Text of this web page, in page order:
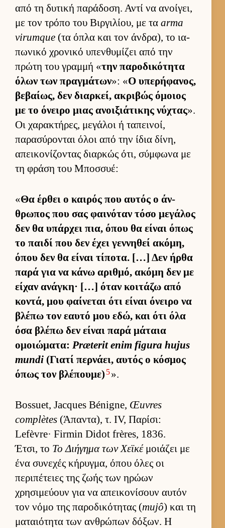
από τη δυτική παράδοση. Αντί να ανοί­γει,
με τον τρόπο του Βιρ­γιλίου, με τα arma
virumque (τα όπλα και τον άν­δρα), το ια­
πωνικό χρονικό υπεν­θυμίζει από την
πρώτη του γραμμή «την παροδικότητα
όλων των πραγ­μάτων»: «Ο υπερήφανος,
βεβαί­ως, δεν διαρ­κεί, ακριβώς όμοιος
με το όνειρο μιας ανοι­ξιάτικης νύχτας».
Οι χαρακτήρες, μεγάλοι ή ταπει­νοί,
παρασύρονται όλοι από την ίδια δίνη,
απει­κονίζοντας διαρ­κώς ότι, σύμ­φωνα με
τη φράση του Μποσ­συέ:
«Θα έρ­θει ο και­ρός που αυ­τός ο άν­
θρωπος που σας φαι­νόταν τόσο μεγάλος
δεν θα υπάρ­χει πια, όπου θα εί­ναι όπως
το παιδί που δεν έχει γεν­νηθεί ακόμη,
όπου δεν θα εί­ναι τίποτα. […] Δεν ήρθα
παρά για να κάνω αριθ­μό, ακόμη δεν με
εί­χαν ανάγκη· […] όταν κοι­τάζω από
κοντά, μου φαί­νεται ότι εί­ναι όνειρο να
βλέπω τον εαυτό μου εδώ, και ότι όλα
όσα βλέπω δεν εί­ναι παρά μάταια
ομοιώματα: Præterit enim figura hujus
mundi (Γιατί περ­νάει, αυ­τός ο κόσμος
όπως τον βλέπου­με) 5».
Bossuet, Jacques Bénigne, Œuvres
complètes (Άπαντα), τ. IV, Παρίσι:
Lefèvre· Firmin Didot frères, 1836.
Έτσι, το Το Διήγημα των Χεϊκέμοιάζει με
ένα συνεχές κήρυγ­μα, όπου όλες οι
περιπέτειες της ζωής των ηρώων
χρησιμεύ­ουν για να απει­κονίσουν αυ­τόν
τον νόμο της παροδικότητας (mujô) και τη
ματαιότητα των αν­θρώπων δόξων. Η